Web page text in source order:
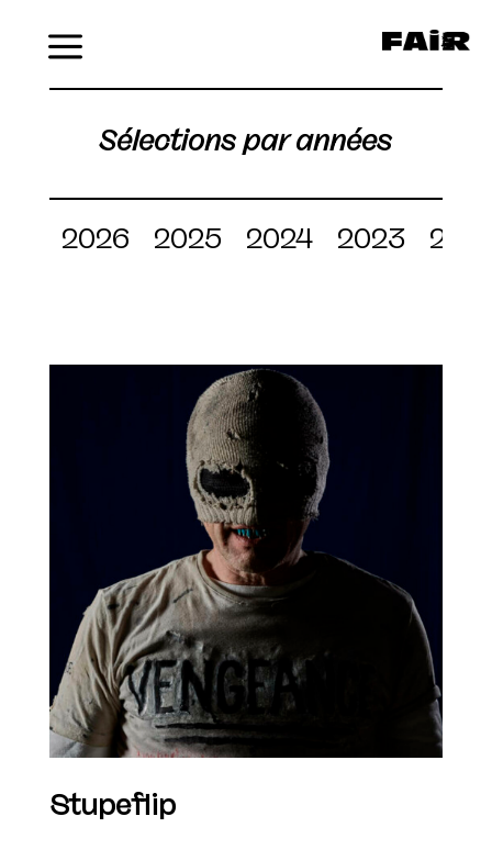
Sélections par années
2026 2025 2024 2023
Stupeflip